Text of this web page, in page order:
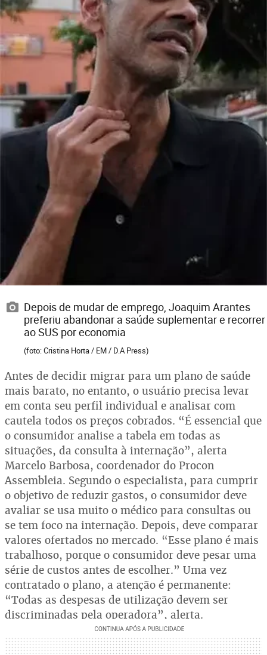
Depois de mudar de emprego, Joaquim Arantes
preferiu abandonar a saúde suplementar e recorrer
ao SUS por economia
(foto: Cristina Horta / EM / D.A Press)
Antes de decidir migrar para um plano de saúde
mais barato, no entanto, o usuário precisa levar
em conta seu perfil individual e analisar com
cautela todos os preços cobrados. “É essencial que
o consumidor analise a tabela em todas as
situações, da consulta à internação”, alerta
Marcelo Barbosa, coordenador do Procon
Assembleia. Segundo o especialista, para cumprir
o objetivo de reduzir gastos, o consumidor deve
avaliar se usa muito o médico para consultas ou
se tem foco na internação. Depois, deve comparar
valores ofertados no mercado. “Esse plano é mais
trabalhoso, porque o consumidor deve pesar uma
série de custos antes de escolher.” Uma vez
contratado o plano, a atenção é permanente:
“Todas as despesas de utilização devem ser
discriminadas pela operadora”, alerta.